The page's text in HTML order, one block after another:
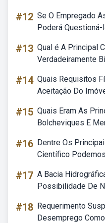
#12 Se O Empregado
Poderá
#13 Qual é A Principal
Verdadeiramente
#14 Quais Requisitos
Aceitação Do
#15 Quais Eram As
Bolcheviques E
#16 Dentre Os
Científico
#17 A Bacia
Possibilidade De
#18 Requerimento
Desemprego